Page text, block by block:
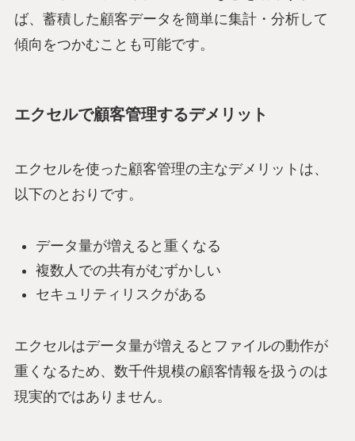
ば、蓄積した顧客データを簡単に集計・分析して
傾向をつかむことも可能です。
エクセルで顧客管理するデメリット
エクセルを使った顧客管理の主なデメリットは、
以下のとおりです。
データ量が増えると重くなる
複数人での共有がむずかしい
セキュリティリスクがある
エクセルはデータ量が増えるとファイルの動作が
重くなるため、数千件規模の顧客情報を扱うのは
現実的ではありません。